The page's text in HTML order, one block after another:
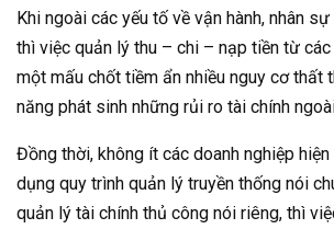
Khi ngoài các yếu tố về vận hành, nhân
thì việc quản lý thu – chi – nạp tiền từ
một mấu chốt tiềm ẩn nhiều nguy cơ thất
năng phát sinh những rủi ro tài chính
Đồng thời, không ít các doanh nghiệp
dụng quy trình quản lý truyền thống nói
quản lý tài chính thủ công nói riêng, thì